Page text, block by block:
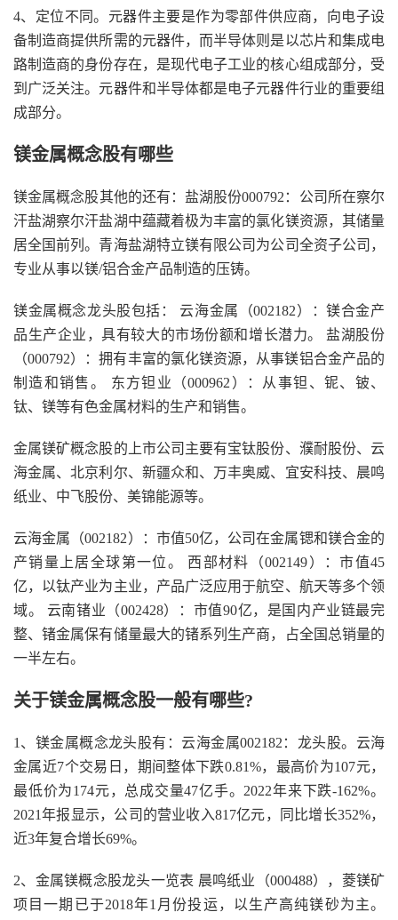
4、定位不同。元器件主要是作为零部件供应商，向电子设
备制造商提供所需的元器件，而半导体则是以芯片和集成电
路制造商的身份存在，是现代电子工业的核心组成部分，受
到广泛关注。元器件和半导体都是电子元器件行业的重要组
成部分。
镁金属概念股有哪些
镁金属概念股其他的还有：盐湖股份000792：公司所在察尔
汗盐湖察尔汗盐湖中蕴藏着极为丰富的氯化镁资源，其储量
居全国前列。青海盐湖特立镁有限公司为公司全资子公司，
专业从事以镁/铝合金产品制造的压铸。
镁金属概念龙头股包括： 云海金属（002182）：镁合金产
品生产企业，具有较大的市场份额和增长潜力。 盐湖股份
（000792）：拥有丰富的氯化镁资源，从事镁铝合金产品的
制造和销售。 东方钽业（000962）：从事钽、铌、铍、
钛、镁等有色金属材料的生产和销售。
金属镁矿概念股的上市公司主要有宝钛股份、濮耐股份、云
海金属、北京利尔、新疆众和、万丰奥威、宜安科技、晨鸣
纸业、中飞股份、美锦能源等。
云海金属（002182）：市值50亿，公司在金属锶和镁合金的
产销量上居全球第一位。 西部材料（002149）：市值45
亿，以钛产业为主业，产品广泛应用于航空、航天等多个领
域。 云南锗业（002428）：市值90亿，是国内产业链最完
整、锗金属保有储量最大的锗系列生产商，占全国总销量的
一半左右。
关于镁金属概念股一般有哪些?
1、镁金属概念龙头股有：云海金属002182：龙头股。云海
金属近7个交易日，期间整体下跌0.81%，最高价为107元，
最低价为174元，总成交量47亿手。2022年来下跌-162%。
2021年报显示，公司的营业收入817亿元，同比增长352%，
近3年复合增长69%。
2、金属镁概念股龙头一览表 晨鸣纸业（000488），菱镁矿
项目一期已于2018年1月份投运，以生产高纯镁砂为主。